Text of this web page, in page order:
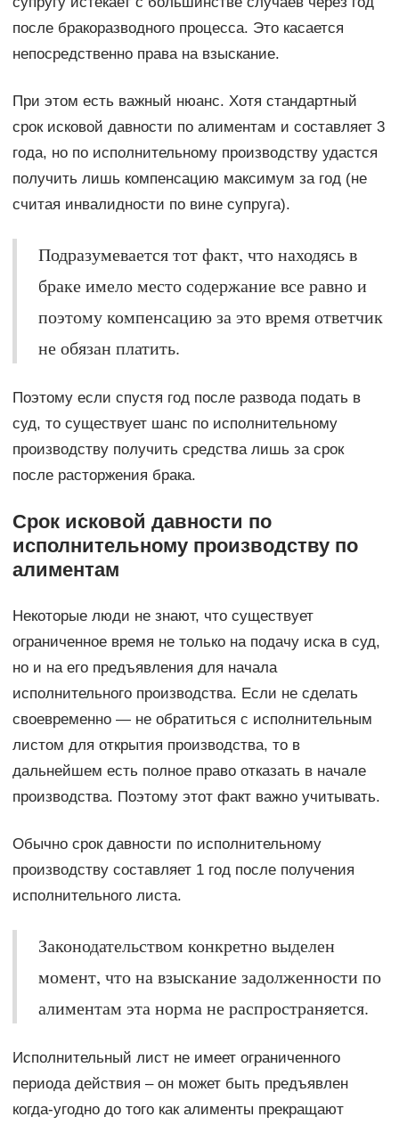
после бракоразводного процесса. Это касается
непосредственно права на взыскание.
При этом есть важный нюанс. Хотя стандартный
срок исковой давности по алиментам и составляет 3
года, но по исполнительному производству удастся
получить лишь компенсацию максимум за год (не
считая инвалидности по вине супруга).
Подразумевается тот факт, что находясь в
браке имело место содержание все равно и
поэтому компенсацию за это время ответчик
не обязан платить.
Поэтому если спустя год после развода подать в
суд, то существует шанс по исполнительному
производству получить средства лишь за срок
после расторжения брака.
Срок исковой давности по
исполнительному производству по
алиментам
Некоторые люди не знают, что существует
ограниченное время не только на подачу иска в суд,
но и на его предъявления для начала
исполнительного производства. Если не сделать
своевременно — не обратиться с исполнительным
листом для открытия производства, то в
дальнейшем есть полное право отказать в начале
производства. Поэтому этот факт важно учитывать.
Обычно срок давности по исполнительному
производству составляет 1 год после получения
исполнительного листа.
Законодательством конкретно выделен
момент, что на взыскание задолженности по
алиментам эта норма не распространяется.
Исполнительный лист не имеет ограниченного
периода действия – он может быть предъявлен
когда-угодно до того как алименты прекращают